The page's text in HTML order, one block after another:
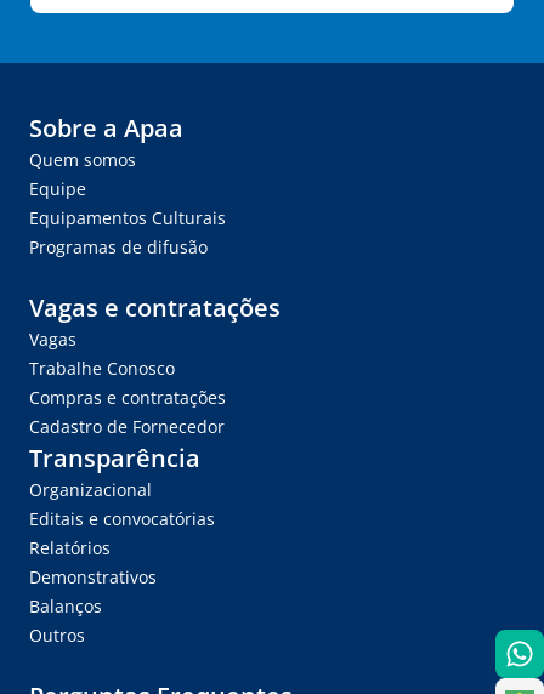
Sobre a Apaa
Quem somos
Equipe
Equipamentos Culturais
Programas de difusão
Vagas e contratações
Vagas
Trabalhe Conosco
Compras e contratações
Cadastro de Fornecedor
Transparência
Organizacional
Editais e convocatórias
Relatórios
Demonstrativos
Balanços
Outros